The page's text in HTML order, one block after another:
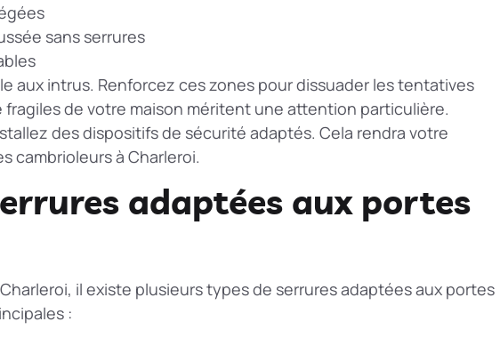
sans serrures
aux intrus. Renforcez ces zones pour dissuader les tentatives
fragilesde votre maison méritent une attention particulière.
des dispositifs de sécurité adaptés. Cela rendra votre
cambrioleurs à Charleroi.
adaptées aux portes
il existe plusieurs types de serrures adaptées aux portes
: